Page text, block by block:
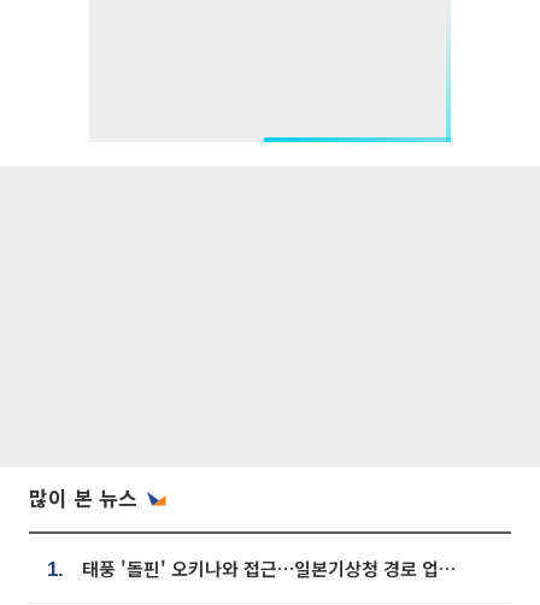
많이 본 뉴스
1. 태풍 '돌핀' 오키나와 접근…일본기상청 경로 업데이트